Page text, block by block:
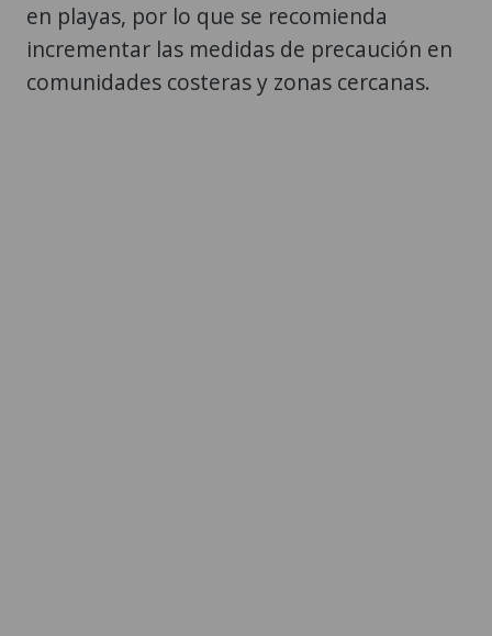
en playas, por lo que se recomienda
incrementar las medidas de precaución en
comunidades costeras y zonas cercanas.